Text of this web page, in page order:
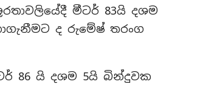
මීටර් 83යි දශම
ද රුමේෂ් තරංග
86 යි දශම 5යි බින්දුවක